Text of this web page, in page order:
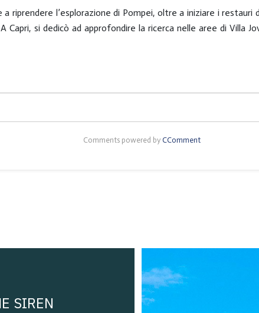
a riprendere l’esplorazione di Pompei, oltre a iniziare i
Capri, si dedicò ad approfondire la ricerca nelle aree di Villa
Comments powered by CComment
SIREN